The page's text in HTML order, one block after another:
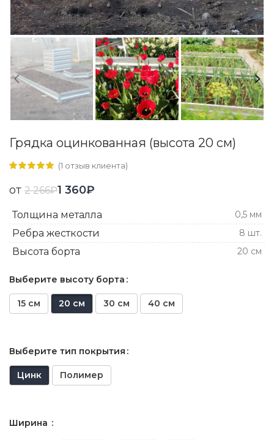
Грядка оцинкованная (высота 20 см)
(1 отзыв клиента)
от 2 266₽1 360₽
Толщина металла 0,5 мм
Ребра жесткости 8 шт.
Высота борта 20 см
Выберите высоту борта
15 см 20 см 30 см 40 см
Выберите тип покрытия
Цинк Полимер
Ширина